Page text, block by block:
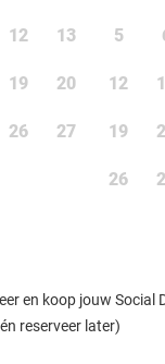
12 13
19 20
26 27
5
12
19
26
en koop jouw Social
reserveer later)